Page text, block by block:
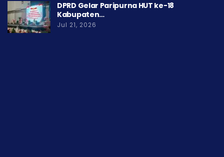
DPRD Gelar Paripurna HUT ke-18
Kabupaten…
Jul 21, 2026